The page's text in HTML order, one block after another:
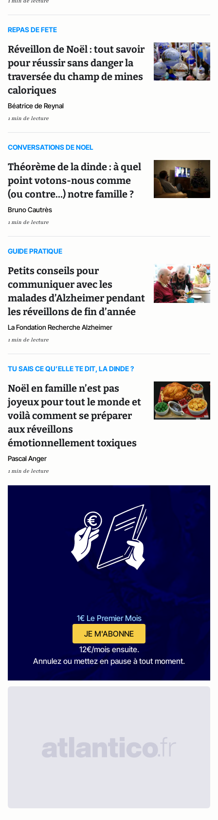
REPAS DE FETE
Réveillon de Noël : tout savoir
pour réussir sans danger la
traversée du champ de mines
caloriques
Béatrice de Reynal
1 min de lecture
CONVERSATIONS DE NOEL
Théorème de la dinde : à quel
point votons-nous comme
(ou contre…) notre famille ?
Bruno Cautrès
1 min de lecture
GUIDE PRATIQUE
Petits conseils pour
communiquer avec les
malades d’Alzheimer pendant
les réveillons de fin d’année
La Fondation Recherche Alzheimer
1 min de lecture
TU SAIS CE QU’ELLE TE DIT, LA DINDE ?
Noël en famille n’est pas
joyeux pour tout le monde et
voilà comment se préparer
aux réveillons
émotionnellement toxiques
Pascal Anger
1 min de lecture
1€ Le Premier Mois
JE M'ABONNE
12€/mois ensuite.
Annulez ou mettez en pause à tout moment.